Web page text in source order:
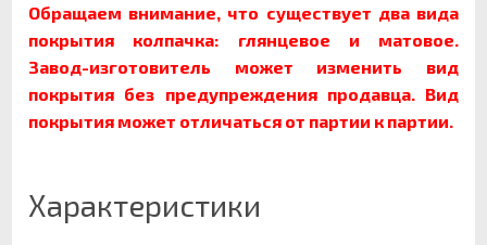
Обращаем внимание, что существует два вида
покрытия колпачка: глянцевое и матовое.
Завод-изготовитель может изменить вид
покрытия без предупреждения продавца. Вид
покрытия может отличаться от партии к партии.
Характеристики